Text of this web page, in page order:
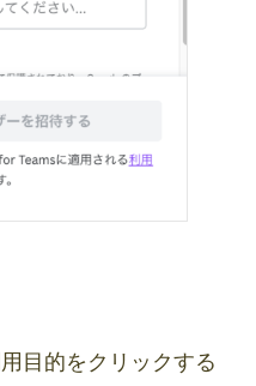
目的をクリックする